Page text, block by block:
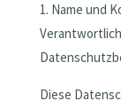
1. Name und
Diese